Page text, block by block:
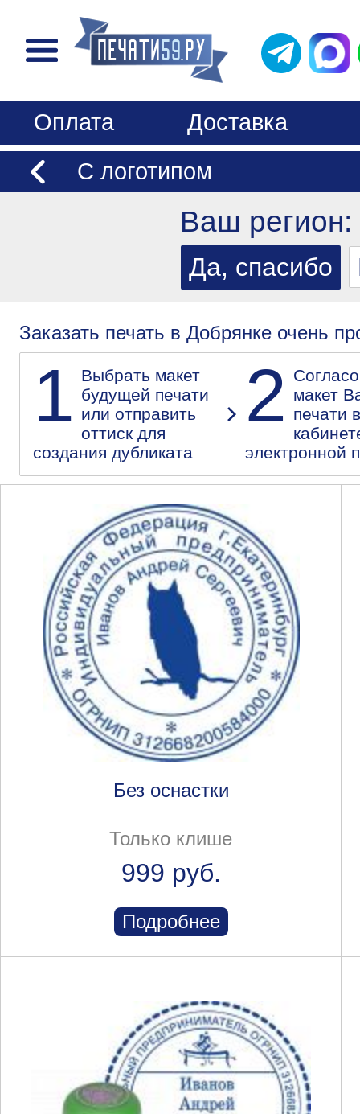
Оплата
Доставка
С логотипом
Ваш регион:
Заказать печать в Добрянке очень
1 Выбрать макет
будущей печати
или отправить
оттиск для
создания дубликата
2
макет
печати
электронной
Без оснастки
Только клише
999 руб.
Подробнее